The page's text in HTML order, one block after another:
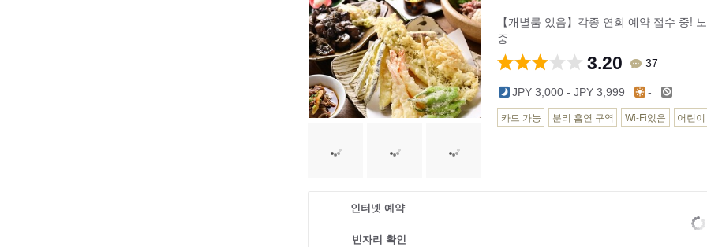
【개별룸 있음】각종 연회 예약 접수 중!
중
3.20 37
JPY 3,000 - JPY 3,999 - -
카드 가능 분리 흡연 구역 Wi-Fi있음 어린
인터넷 예약
빈자리 확인